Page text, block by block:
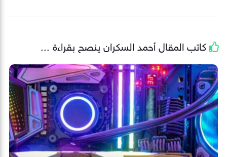
كاتب المقالأحمد السكران ينصح بقراءة ...